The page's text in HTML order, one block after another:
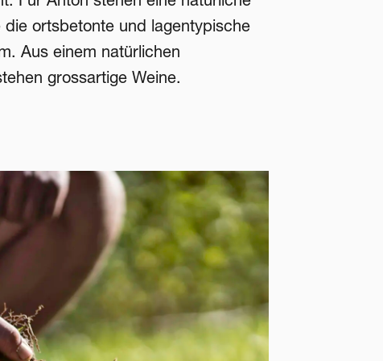
die ortsbetonte und lagentypische
Aus einem natürlichen
grossartige Weine.